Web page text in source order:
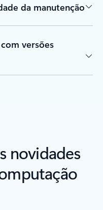
da manutenção
versões
novidades